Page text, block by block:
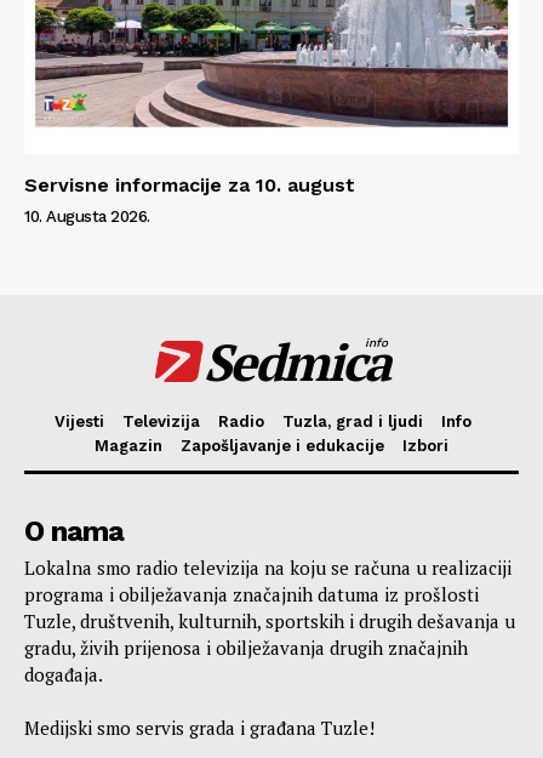
Servisne informacije za 10. august
10. Augusta 2026.
Sedmica
info
Vijesti Televizija Radio Tuzla, grad i ljudi
Info
Magazin
Zapošljavanje i edukacije Izbori
O nama
Lokalna smo radio televizija na koju se računa u realizaciji
programa i obilježavanja značajnih datuma iz prošlosti
Tuzle, društvenih, kulturnih, sportskih i drugih dešavanja u
gradu, živih prijenosa i obilježavanja drugih značajnih
događaja.
Medijski smo servis grada i građana Tuzle!